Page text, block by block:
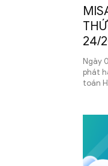
vị
24/
Ngày
phát
toán